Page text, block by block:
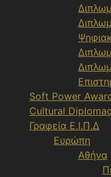
Soft Power
Cultural
Γραφεία Ε.Ι.Π.Δ
Ευρώπη
Αθήνα